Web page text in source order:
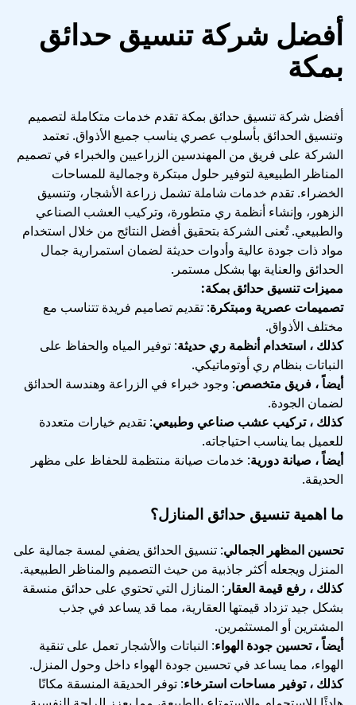
أفضل شركة تنسيق حدائق
بمكة
أفضل شركة تنسيق حدائق بمكة تقدم خدمات متكاملة لتصميم
وتنسيق الحدائق بأسلوب عصري يناسب جميع الأذواق. تعتمد
الشركة على فريق من المهندسين الزراعيين والخبراء في تصميم
المناظر الطبيعية لتوفير حلول مبتكرة وجمالية للمساحات
الخضراء. تقدم خدمات شاملة تشمل زراعة الأشجار، وتنسيق
الزهور، وإنشاء أنظمة ري متطورة، وتركيب العشب الصناعي
والطبيعي. تُعنى الشركة بتحقيق أفضل النتائج من خلال استخدام
مواد ذات جودة عالية وأدوات حديثة لضمان استمرارية جمال
الحدائق والعناية بها بشكل مستمر.
مميزات تنسيق حدائق بمكة:
تصميمات عصرية ومبتكرة: تقديم تصاميم فريدة تتناسب مع
مختلف الأذواق.
كذلك ، استخدام أنظمة ري حديثة: توفير المياه والحفاظ على
النباتات بنظام ري أوتوماتيكي.
أيضاً ، فريق متخصص: وجود خبراء في الزراعة وهندسة الحدائق
لضمان الجودة.
كذلك ، تركيب عشب صناعي وطبيعي: تقديم خيارات متعددة
للعميل بما يناسب احتياجاته.
أيضاً ، صيانة دورية: خدمات صيانة منتظمة للحفاظ على مظهر
الحديقة.
ما اهمية تنسيق حدائق المنازل؟
تحسين المظهر الجمالي: تنسيق الحدائق يضفي لمسة جمالية على
المنزل ويجعله أكثر جاذبية من حيث التصميم والمناظر الطبيعية.
كذلك ، رفع قيمة العقار : المنازل التي تحتوي على حدائق منسقة
بشكل جيد تزداد قيمتها العقارية، مما قد يساعد في جذب
المشترين أو المستثمرين.
أيضاً ، تحسين جودة الهواء: النباتات والأشجار تعمل على تنقية
الهواء، مما يساعد في تحسين جودة الهواء داخل وحول المنزل.
كذلك ، توفير مساحات استرخاء: توفر الحديقة المنسقة مكانًا